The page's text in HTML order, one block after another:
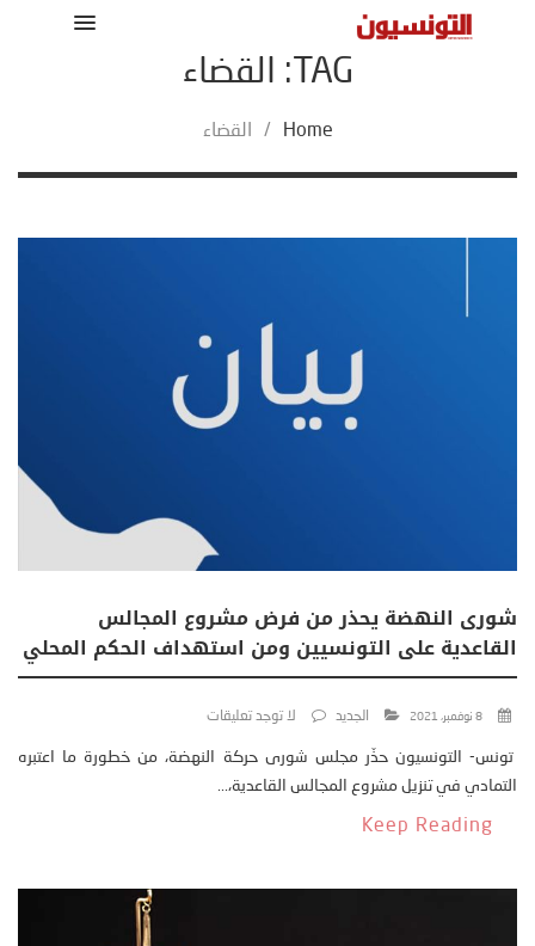
TAG: القضاء
Home
/ القضاء
شورى النهضة يحذر من فرض مشروع المجالس
القاعدية على التونسيين ومن استهداف الحكم المحلي
8 نوفمبر، 2021 الجديد لا توجد تعليقات
تونس- التونسيون حذّر مجلس شورى حركة النهضة، من خطورة ما اعتبره
التمادي في تنزيل مشروع المجالس القاعدية،...
Keep Reading